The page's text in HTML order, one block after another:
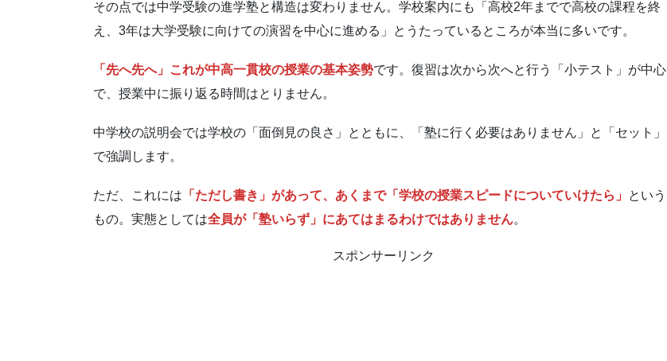
その点では中学受験の進学塾と構造は変わりません。学校案内にも「高校2年までで高校の課程を終
え、3年は大学受験に向けての演習を中心に進める」とうたっているところが本当に多いです。
「先へ先へ」これが中高一貫校の授業の基本姿勢です。復習は次から次へと行う「小テスト」が中心
で、授業中に振り返る時間はとりません。
中学校の説明会では学校の「面倒見の良さ」とともに、「塾に行く必要はありません」と「セット」
で強調します。
ただ、これには 「ただし書き」があって、あくまで「学校の授業スピードについていけたら」
という
もの。実態としては全員が「塾いらず」にあてはまるわけではありません。
スポンサーリンク